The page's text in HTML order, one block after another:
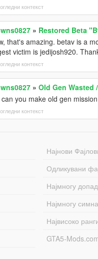
контекст
» Restored Beta
that's amazing. betav is a
victim is jedijosh920.
контекст
»Old Gen Wasted
can you make old gen
контекст
Најнови
Одликувани
Најмногу
Најмногу
Највисоко
GTA5-